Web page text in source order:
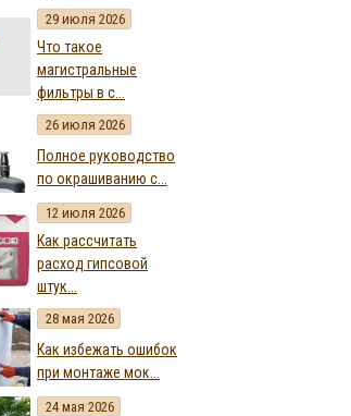
29 июля 2026
Что такое
магистральные
фильтры в с...
26 июля 2026
Полное руководство
по окрашиванию с...
12 июля 2026
Как рассчитать
расход гипсовой
штук...
28 мая 2026
Как избежать ошибок
при монтаже мок...
24 мая 2026